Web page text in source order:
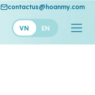
contactus@hoanmy.com
VN EN